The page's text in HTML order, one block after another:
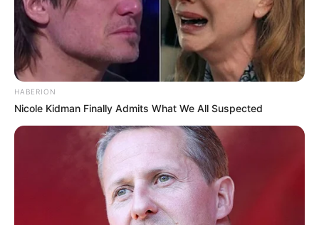
HABERION
Nicole Kidman Finally Admits What We All Suspected